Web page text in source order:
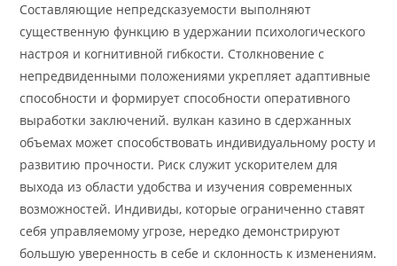
Составляющие непредсказуемости выполняют
существенную функцию в удержании психологического
настроя и когнитивной гибкости. Столкновение с
непредвиденными положениями укрепляет адаптивные
способности и формирует способности оперативного
выработки заключений. вулкан казино в сдержанных
объемах может способствовать индивидуальному росту и
развитию прочности. Риск служит ускорителем для
выхода из области удобства и изучения современных
возможностей. Индивиды, которые ограниченно ставят
себя управляемому угрозе, нередко демонстрируют
большую уверенность в себе и склонность к изменениям.